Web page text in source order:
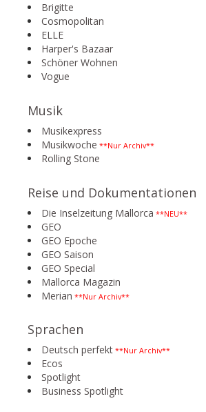
Brigitte
Cosmopolitan
ELLE
Harper's Bazaar
Schöner Wohnen
Vogue
Musik
Musikexpress
Musikwoche **Nur Archiv**
Rolling Stone
Reise und Dokumentationen
Die Inselzeitung Mallorca **NEU**
GEO
GEO Epoche
GEO Saison
GEO Special
Mallorca Magazin
Merian **Nur Archiv**
Sprachen
Deutsch perfekt **Nur Archiv**
Ecos
Spotlight
Business Spotlight